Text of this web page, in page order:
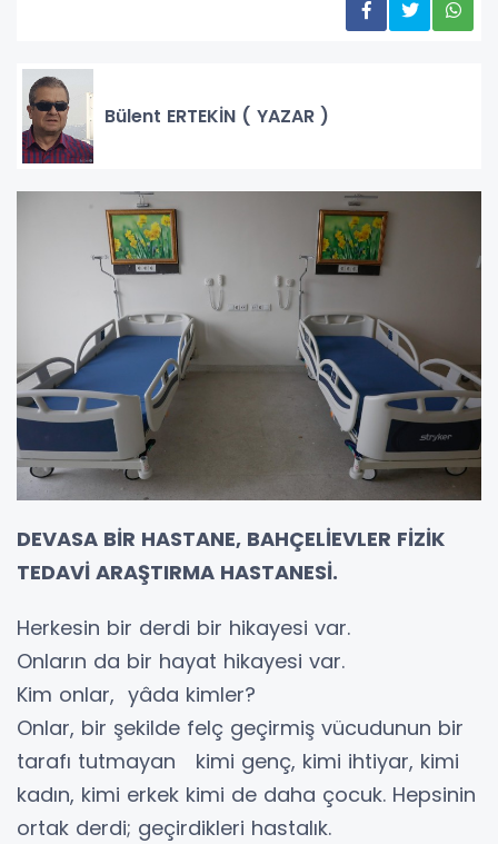
Bülent ERTEKİN ( YAZAR )
DEVASA BİR HASTANE, BAHÇELİEVLER FİZİK
TEDAVİ ARAŞTIRMA HASTANESİ.
Herkesin bir derdi bir hikayesi var.
Onların da bir hayat hikayesi var.
Kim onlar, yâda kimler?
Onlar, bir şekilde felç geçirmiş vücudunun bir
tarafı tutmayan kimi genç, kimi ihtiyar, kimi
kadın, kimi erkek kimi de daha çocuk. Hepsinin
ortak derdi; geçirdikleri hastalık.